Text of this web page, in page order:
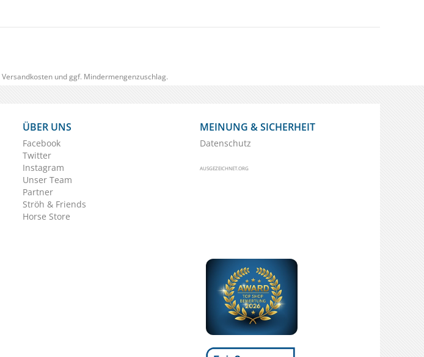
Versandkostenund ggf. Mindermengenzuschlag.
ÜBER UNS
Facebook
Twitter
Instagram
Unser Team
Partner
Ströh & Friends
Horse Store
MEINUNG & SICHERHEIT
Datenschutz
AUSGEZEICHNET.ORG